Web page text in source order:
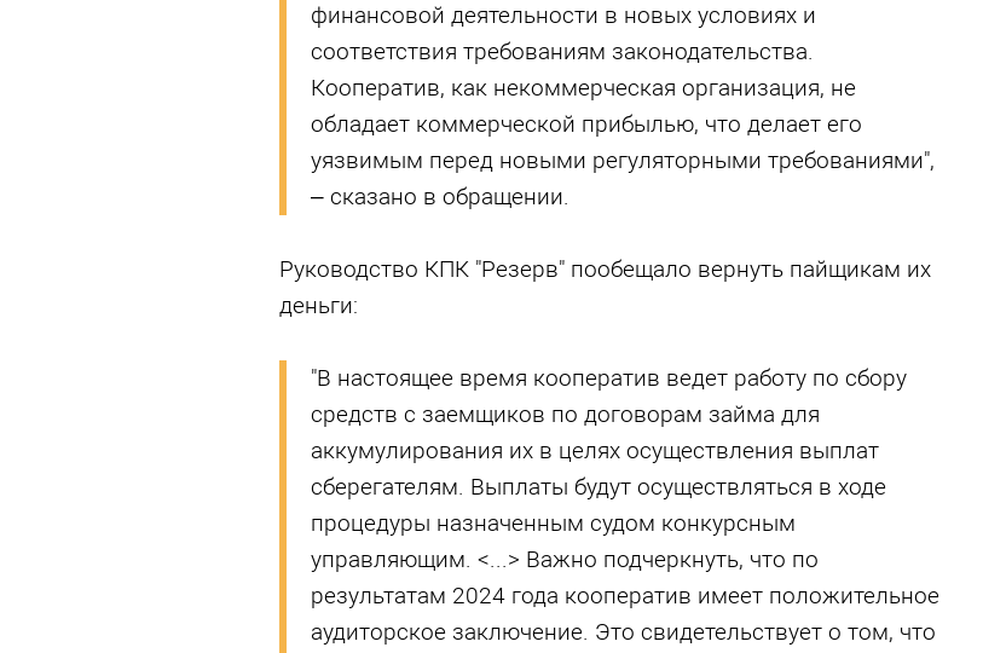
финансовой деятельности в новых условиях и
соответствия требованиям законодательства.
Кооператив, как некоммерческая организация, не
обладает коммерческой прибылью, что делает его
уязвимым перед новыми регуляторными требованиями",
– сказано в обращении.
Руководство КПК "Резерв" пообещало вернуть пайщикам их
деньги:
"В настоящее время кооператив ведет работу по сбору
средств с заемщиков по договорам займа для
аккумулирования их в целях осуществления выплат
сберегателям. Выплаты будут осуществляться в ходе
процедуры назначенным судом конкурсным
управляющим. <...> Важно подчеркнуть, что по
результатам 2024 года кооператив имеет положительное
аудиторское заключение. Это свидетельствует о том, что